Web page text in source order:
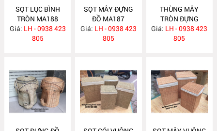
SỌT LỤC BÌNH
TRÒN MA188
Giá: LH - 0938 423
805
SỌT MÂY ĐỰNG
ĐỒ MA187
Giá: LH - 0938 423
805
THÙNG MÂY
TRÒN ĐỰNG
QUẦN ÁO MA186
Giá: LH - 0938 423
805